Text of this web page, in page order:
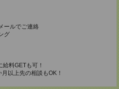
ールでご連絡
グ
料GETも可！
以上先の相談もOK！